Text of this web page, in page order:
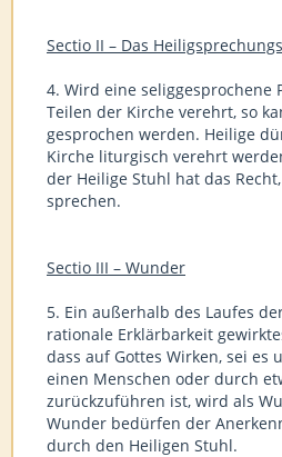
Sectio II – Das
4. Wird eine seliggesprochene
Teilen der Kirche verehrt, so
gesprochen werden. Heilige
Kirche liturgisch verehrt
der Heilige Stuhl hat das
sprechen.
Sectio III – Wunder
5. Ein außerhalb des Laufes
rationale Erklärbarkeit
dass auf Gottes Wirken, sei
einen Menschen oder durch
zurückzuführen ist, wird als
Wunder bedürfen der
durch den Heiligen Stuhl.